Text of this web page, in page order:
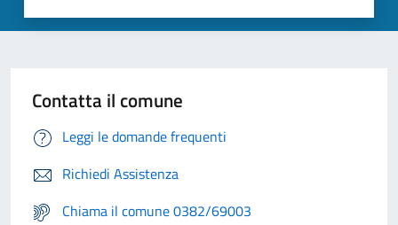
Contatta il comune
Leggi le domande frequenti
Richiedi Assistenza
Chiama il comune 0382/69003